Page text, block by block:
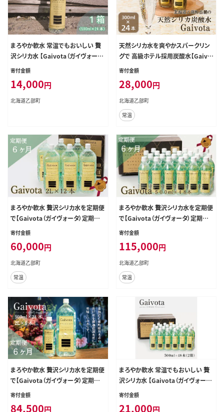
まろやか軟水 常温でもおいしい 贅
沢シリカ水 【Gaivota（ガイヴォー
タ）：1箱(500ml×24本/箱)】＜ 保存
ミネラルウォーター 軟水 北海道産
北海道 乙部町 天然水 美容 ケイ素
寄付金額
14,000円
北海道乙部町
天然シリカ水を爽やかスパークリン
グで 高級ホテル採用炭酸水【Gaivo
ta（ガイヴォータ）炭酸水：2箱(300
食品 天然シリカ 炭酸水 北海道 乙部
町 ミネラルウォーター 水 炭酸水 天
然シリカ水 スパークリング 軟水 美
容 ケイ素 無添加 美のミネラル シリ
素 プレゼント 贈答 ＞
寄付金額
28,000円
北海道乙部町
常温
まろやか軟水 贅沢シリカ水を定期便
で【Gaivota（ガイヴォータ）定期便：
2箱(2L×12本)×6回】＜ 北のハイ
ウォーター 軟水 北海道産 北海道 乙
部町 天然水 美容 ケイ素 無添加 シ
リカ ガイヴォータ 美肌 ミネラル 口
当たり まろやか 備蓄 災害用 非常用
用 サブスク ＞
寄付金額
60,000円
北海道乙部町
常温
まろやか軟水 贅沢シリカ水を定期便
で【Gaivota（ガイヴォータ）定期便：
2箱(500ml×48本)×6回】＜ 北の
ラルウォーター 軟水 北海道産 北海
道 乙部町 天然水 美容 ケイ素 無添
加 シリカ ガイヴォータ 美肌 ミネラ
ル 口当たり まろやか 備蓄 災害用 非
非常用 サブスク ＞
寄付金額
115,000円
北海道乙部町
常温
まろやか軟水 贅沢シリカ水を定期便
で【Gaivota（ガイヴォータ）定期便 ：
2箱(500ml×24本＋2L×6本)×6
寄付金額
84,500円
まろやか軟水 常温でもおいしい 贅
沢シリカ水 【Gaivota（ガイヴォー
タ）：2箱(500ml×24本/箱)】＜ 保存
寄付金額
21,000円